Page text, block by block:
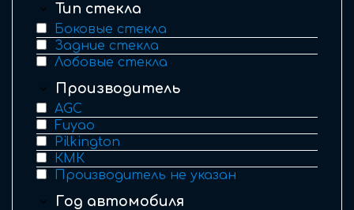
Тип стекла
Боковые стекла
Задние стекла
Лобовые стекла
Производитель
AGC
Fuyao
Pilkington
КМК
Производитель не указан
Год автомобиля